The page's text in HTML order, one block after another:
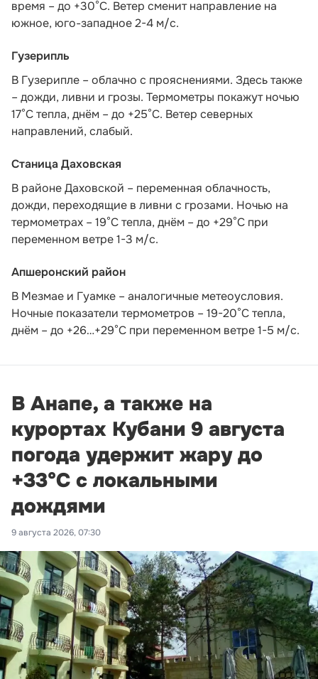
время – до +30°С. Ветер сменит направление на
южное, юго-западное 2-4 м/с.
Гузерипль
В Гузерипле – облачно с прояснениями. Здесь также
– дожди, ливни и грозы. Термометры покажут ночью
17°С тепла, днём – до +25°С. Ветер северных
направлений, слабый.
Станица Даховская
В районе Даховской – переменная облачность,
дожди, переходящие в ливни с грозами. Ночью на
термометрах – 19°C тепла, днём – до +29°C при
переменном ветре 1-3 м/с.
Апшеронский район
В Мезмае и Гуамке – аналогичные метеоусловия.
Ночные показатели термометров – 19-20°С тепла,
днём – до +26…+29°С при переменном ветре 1-5 м/с.
В Анапе, а также на
курортах Кубани 9 августа
погода удержит жару до
+33°С с локальными
дождями
9 августа 2026, 07:30